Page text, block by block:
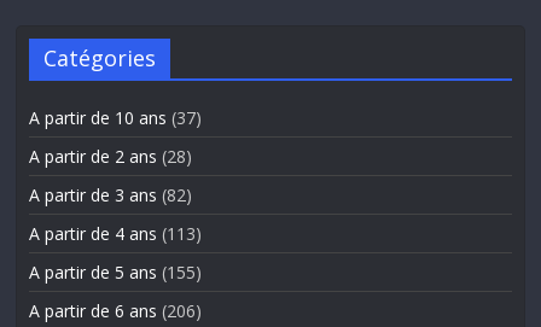
Catégories
A partir de 10 ans (37)
A partir de 2 ans (28)
A partir de 3 ans (82)
A partir de 4 ans (113)
A partir de 5 ans (155)
A partir de 6 ans (206)